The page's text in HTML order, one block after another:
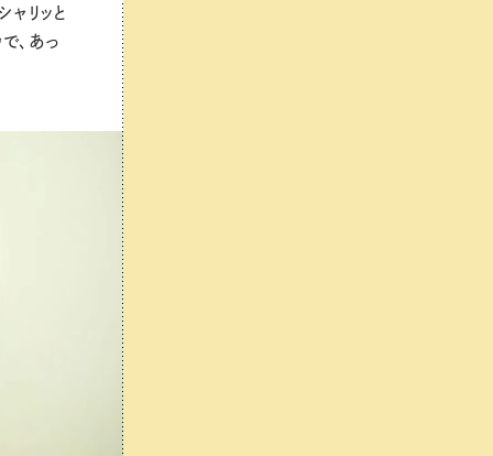
リッと
、あっ